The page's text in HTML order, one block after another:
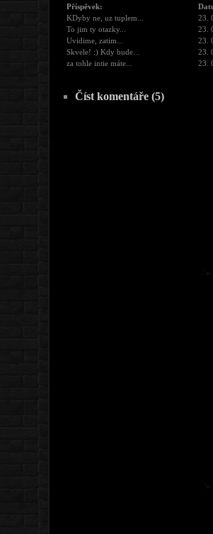
Příspěvek:
KDyby ne, uz tuplem...
23.
To jim ty otazky...
23.
Uvidime, zatim...
23.
Skvele! :) Kdy bude...
23.
za tohle intie máte...
23.
Číst komentáře (5)